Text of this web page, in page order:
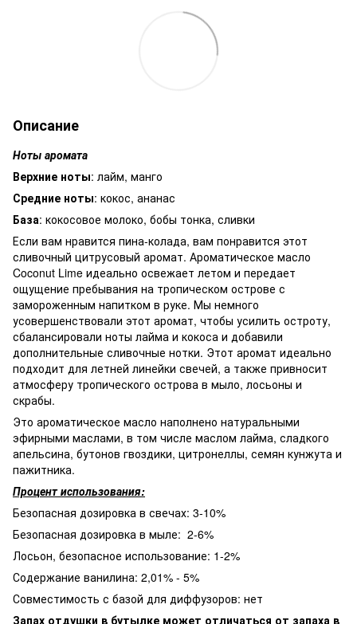
Описание
Ноты аромата
Верхние ноты: лайм, манго
Средние ноты: кокос, ананас
База: кокосовое молоко, бобы тонка, сливки
Если вам нравится пина-колада, вам понравится этот
сливочный цитрусовый аромат. Ароматическое масло
Coconut Lime идеально освежает летом и передает
ощущение пребывания на тропическом острове с
замороженным напитком в руке. Мы немного
усовершенствовали этот аромат, чтобы усилить остроту,
сбалансировали ноты лайма и кокоса и добавили
дополнительные сливочные нотки. Этот аромат идеально
подходит для летней линейки свечей, а также привносит
атмосферу тропического острова в мыло, лосьоны и
скрабы.
Это ароматическое масло наполнено натуральными
эфирными маслами, в том числе маслом лайма, сладкого
апельсина, бутонов гвоздики, цитронеллы, семян кунжута и
пажитника.
Процент использования:
Безопасная дозировка в свечах: 3-10%
Безопасная дозировка в мыле: 2-6%
Лосьон, безопасное использование: 1-2%
Содержание ванилина: 2,01% - 5%
Совместимость с базой для диффузоров: нет
Запах отдушки в бутылке может отличаться от запаха в